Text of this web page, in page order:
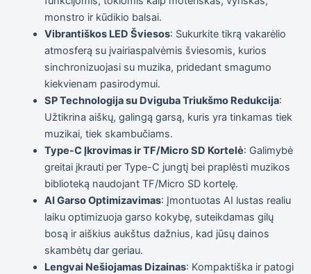
monstro ir kūdikio balsai.
Vibrantiškos LED Šviesos: Sukurkite tikrą vakarėlio
atmosferą su įvairiaspalvėmis šviesomis, kurios
sinchronizuojasi su muzika, pridedant smagumo
kiekvienam pasirodymui.
SP Technologija su Dviguba Triukšmo Redukcija:
Užtikrina aiškų, galingą garsą, kuris yra tinkamas tiek
muzikai, tiek skambučiams.
Type-C Įkrovimas ir TF/Micro SD Kortelė: Galimybė
greitai įkrauti per Type-C jungtį bei praplėsti muzikos
biblioteką naudojant TF/Micro SD kortelę.
AI Garso Optimizavimas: Įmontuotas AI lustas realiu
laiku optimizuoja garso kokybę, suteikdamas gilų
bosą ir aiškius aukštus dažnius, kad jūsų dainos
skambėtų dar geriau.
Lengvai Nešiojamas Dizainas: Kompaktiška ir patogi